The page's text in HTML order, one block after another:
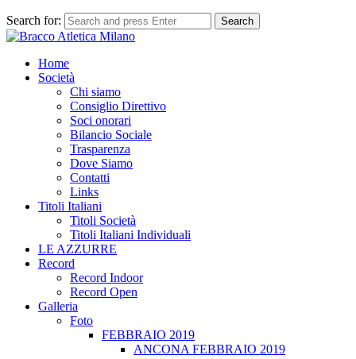
Search for: Search
Home
Società
Chi siamo
Consiglio Direttivo
Soci onorari
Bilancio Sociale
Trasparenza
Dove Siamo
Contatti
Links
Titoli Italiani
Titoli Società
Titoli Italiani Individuali
LE AZZURRE
Record
Record Indoor
Record Open
Galleria
Foto
FEBBRAIO 2019
ANCONA FEBBRAIO 2019